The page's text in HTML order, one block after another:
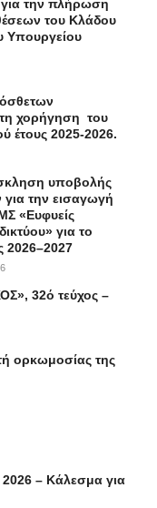
την πλήρωση
του Κλάδου
Υπουργείου
τη χορήγηση του
έτους 2025-2026.
υποβολής
την εισαγωγή
«Ευφυείς
για το
2026–2027
32ό τεύχος –
ορκωμοσίας της
2026 – Κάλεσμα για